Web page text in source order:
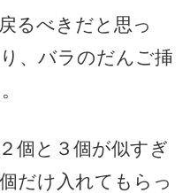
るべきだと思っ
、バラのだんご挿
個と３個が似すぎ
だけ入れてもらっ